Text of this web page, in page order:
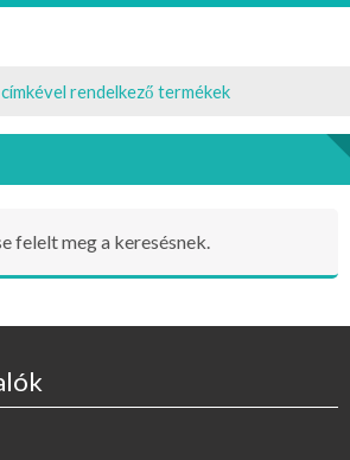
rendelkező termékek
felelt meg a keresésnek.